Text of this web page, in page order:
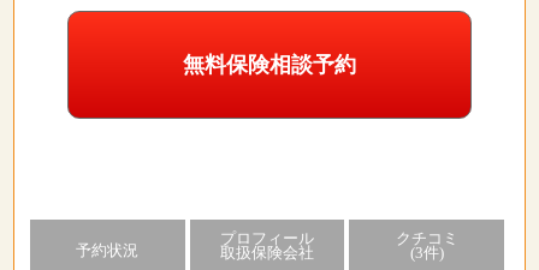
無料保険相談予約
予約状況
プロフィール
取扱保険会社
クチコミ
(3件)